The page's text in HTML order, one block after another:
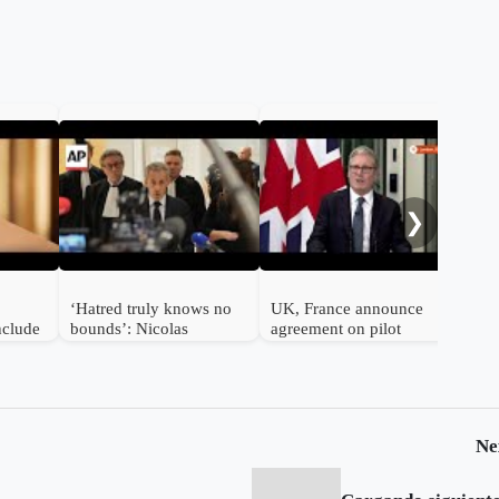
‘Hatred truly knows no
bounds’: Nicolas
UK, France announce
agreement on pilot
❯